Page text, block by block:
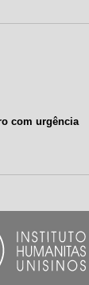
com urgência